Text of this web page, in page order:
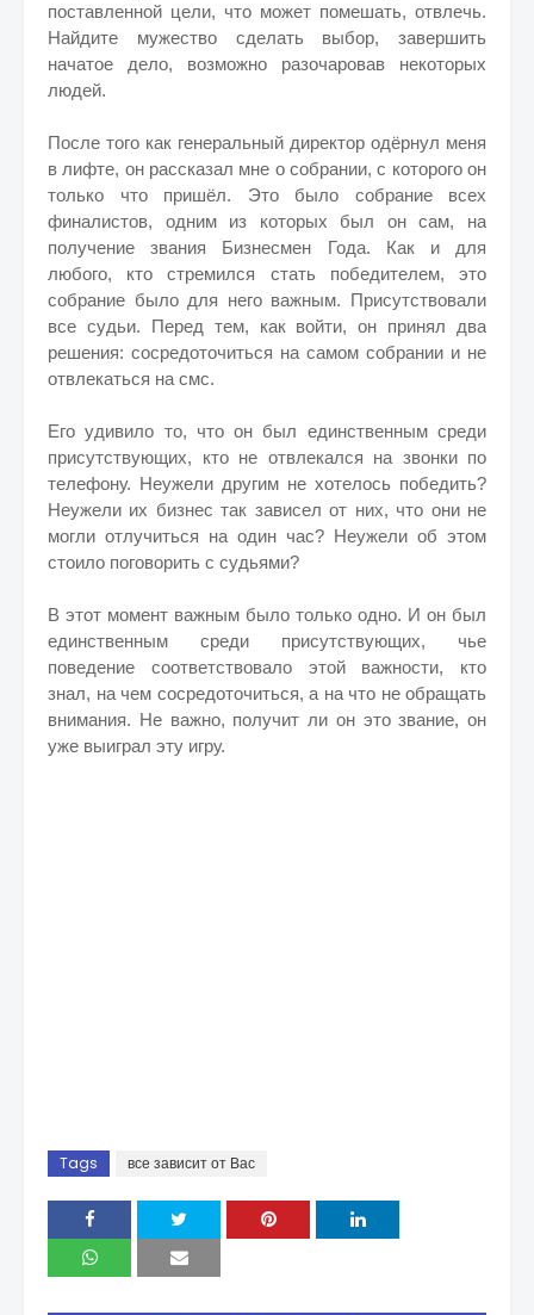
поставленной цели, что может помешать, отвлечь.
Найдите мужество сделать выбор, завершить
начатое дело, возможно разочаровав некоторых
людей.
После того как генеральный директор одёрнул меня
в лифте, он рассказал мне о собрании, с которого он
только что пришёл. Это было собрание всех
финалистов, одним из которых был он сам, на
получение звания Бизнесмен Года. Как и для
любого, кто стремился стать победителем, это
собрание было для него важным. Присутствовали
все судьи. Перед тем, как войти, он принял два
решения: сосредоточиться на самом собрании и не
отвлекаться на смс.
Его удивило то, что он был единственным среди
присутствующих, кто не отвлекался на звонки по
телефону. Неужели другим не хотелось победить?
Неужели их бизнес так зависел от них, что они не
могли отлучиться на один час? Неужели об этом
стоило поговорить с судьями?
В этот момент важным было только одно. И он был
единственным среди присутствующих, чье
поведение соответствовало этой важности, кто
знал, на чем сосредоточиться, а на что не обращать
внимания. Не важно, получит ли он это звание, он
уже выиграл эту игру.
Tags все зависит от Вас